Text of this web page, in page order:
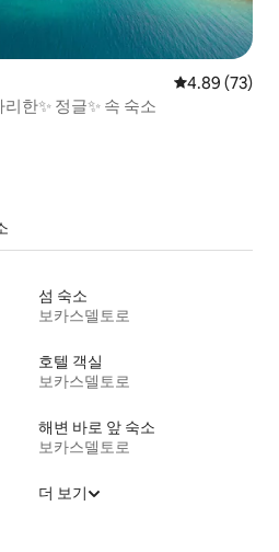
평점 4.89점(5
4.89 (73)
한✨ 정글✨ 속 숙소
섬 숙소
보카스델토로
호텔 객실
보카스델토로
해변 바로 앞 숙소
보카스델토로
더 보기